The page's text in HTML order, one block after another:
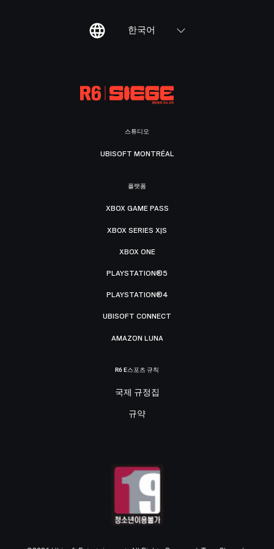
한국어
스튜디오
UBISOFT MONTRÉAL
플랫폼
XBOX GAME PASS
XBOX SERIES X|S
XBOX ONE
PLAYSTATION®5
PLAYSTATION®4
UBISOFT CONNECT
AMAZON LUNA
R6 E스포츠 규칙
국제 규정집
규약